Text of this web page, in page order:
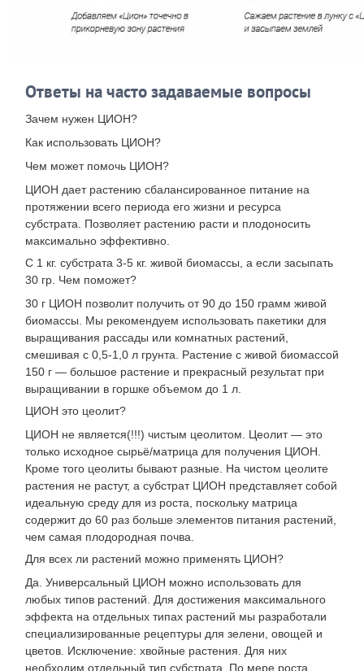
Ответы на часто задаваемые вопросы
Зачем нужен ЦИОН?
Как использовать ЦИОН?
Чем может помочь ЦИОН?
ЦИОН дает растению сбалансированное питание на
протяжении всего периода его жизни и ресурса
субстрата. Позволяет растению расти и плодоносить
максимально эффективно.
С 1 кг. субстрата 3-5 кг. живой биомассы, а если засыпать
30 гр. Чем поможет?
30 г ЦИОН позволит получить от 90 до 150 грамм живой
биомассы. Мы рекомендуем использовать пакетики для
выращивания рассады или комнатных растений,
смешивая с 0,5-1,0 л грунта. Растение с живой биомассой
150 г — большое растение и прекрасный результат при
выращивании в горшке объемом до 1 л.
ЦИОН это цеолит?
ЦИОН не является(!!!) чистым цеолитом. Цеолит — это
только исходное сырьё/матрица для получения ЦИОН.
Кроме того цеолиты бывают разные. На чистом цеолите
растения не растут, а субстрат ЦИОН представляет собой
идеальную среду для из роста, поскольку матрица
содержит до 60 раз больше элементов питания растений,
чем самая плодородная почва.
Для всех ли растений можно применять ЦИОН?
Да. Универсальный ЦИОН можно использовать для
любых типов растений. Для достижения максимального
эффекта на отдельных типах растений мы разработали
специализированные рецептуры для зелени, овощей и
цветов. Исключение: хвойные растения. Для них
необходим отдельный тип субстрата. По мере роста